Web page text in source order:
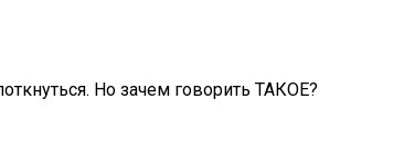
Но зачем говорить ТАКОЕ?